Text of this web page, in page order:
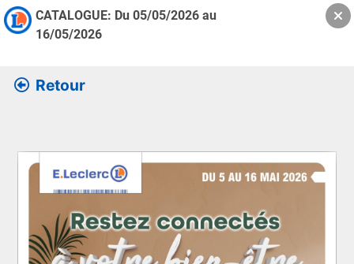
CATALOGUE: Du 05/05/2026 au
16/05/2026
Retour